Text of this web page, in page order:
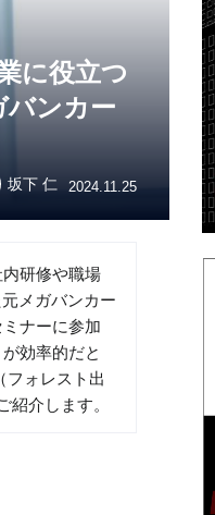
に役立つ
バンカー
坂下 仁 2024.11.25
研修や職場
メガバンカー
ナーに参加
効率的だと
フォレスト出
介します。